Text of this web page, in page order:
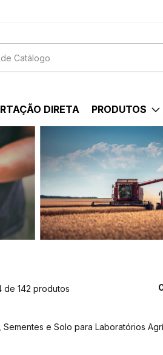
DIRETA PRODUTOS
de 142 produtos
e Solo para Laboratórios